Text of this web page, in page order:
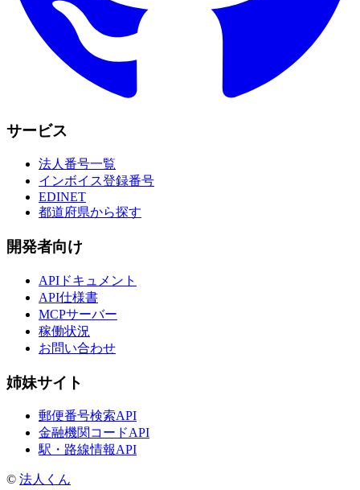
サービス
法人番号一覧
インボイス登録番号
EDINET
都道府県から探す
開発者向け
APIドキュメント
API仕様書
MCPサーバー
稼働状況
お問い合わせ
姉妹サイト
郵便番号検索API
金融機関コードAPI
駅・路線情報API
© 法人くん